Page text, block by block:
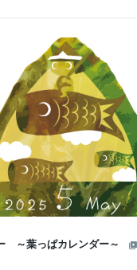
～葉っぱカレンダー～